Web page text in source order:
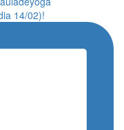
14/02)!